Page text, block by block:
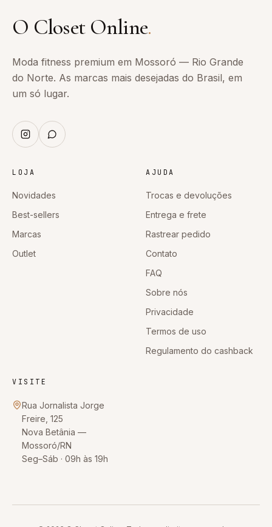
O Closet Online.
Moda fitness premium em Mossoró — Rio Grande
do Norte. As marcas mais desejadas do Brasil, em
um só lugar.
LOJA
Novidades
Best-sellers
Marcas
Outlet
AJUDA
Trocas e devoluções
Entrega e frete
Rastrear pedido
Contato
FAQ
Sobre nós
Privacidade
Termos de uso
Regulamento do cashback
VISITE
Rua Jornalista Jorge
Freire, 125
Nova Betânia —
Mossoró/RN
Seg–Sáb · 09h às 19h